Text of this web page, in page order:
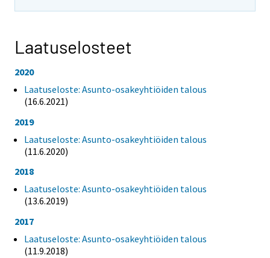
Laatuselosteet
2020
Laatuseloste: Asunto-osakeyhtiöiden talous
(16.6.2021)
2019
Laatuseloste: Asunto-osakeyhtiöiden talous
(11.6.2020)
2018
Laatuseloste: Asunto-osakeyhtiöiden talous
(13.6.2019)
2017
Laatuseloste: Asunto-osakeyhtiöiden talous
(11.9.2018)